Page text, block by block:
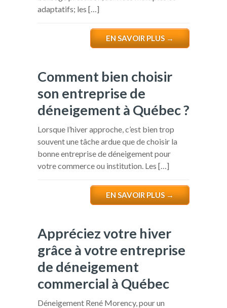
adaptatifs; les […]
EN SAVOIR PLUS→
Comment bien choisir
son entreprise de
déneigement à Québec ?
Lorsque l’hiver approche, c’est bien trop
souvent une tâche ardue que de choisir la
bonne entreprise de déneigement pour
votre commerce ou institution. Les […]
EN SAVOIR PLUS→
Appréciez votre hiver
grâce à votre entreprise
de déneigement
commercial à Québec
Déneigement René Morency, pour un